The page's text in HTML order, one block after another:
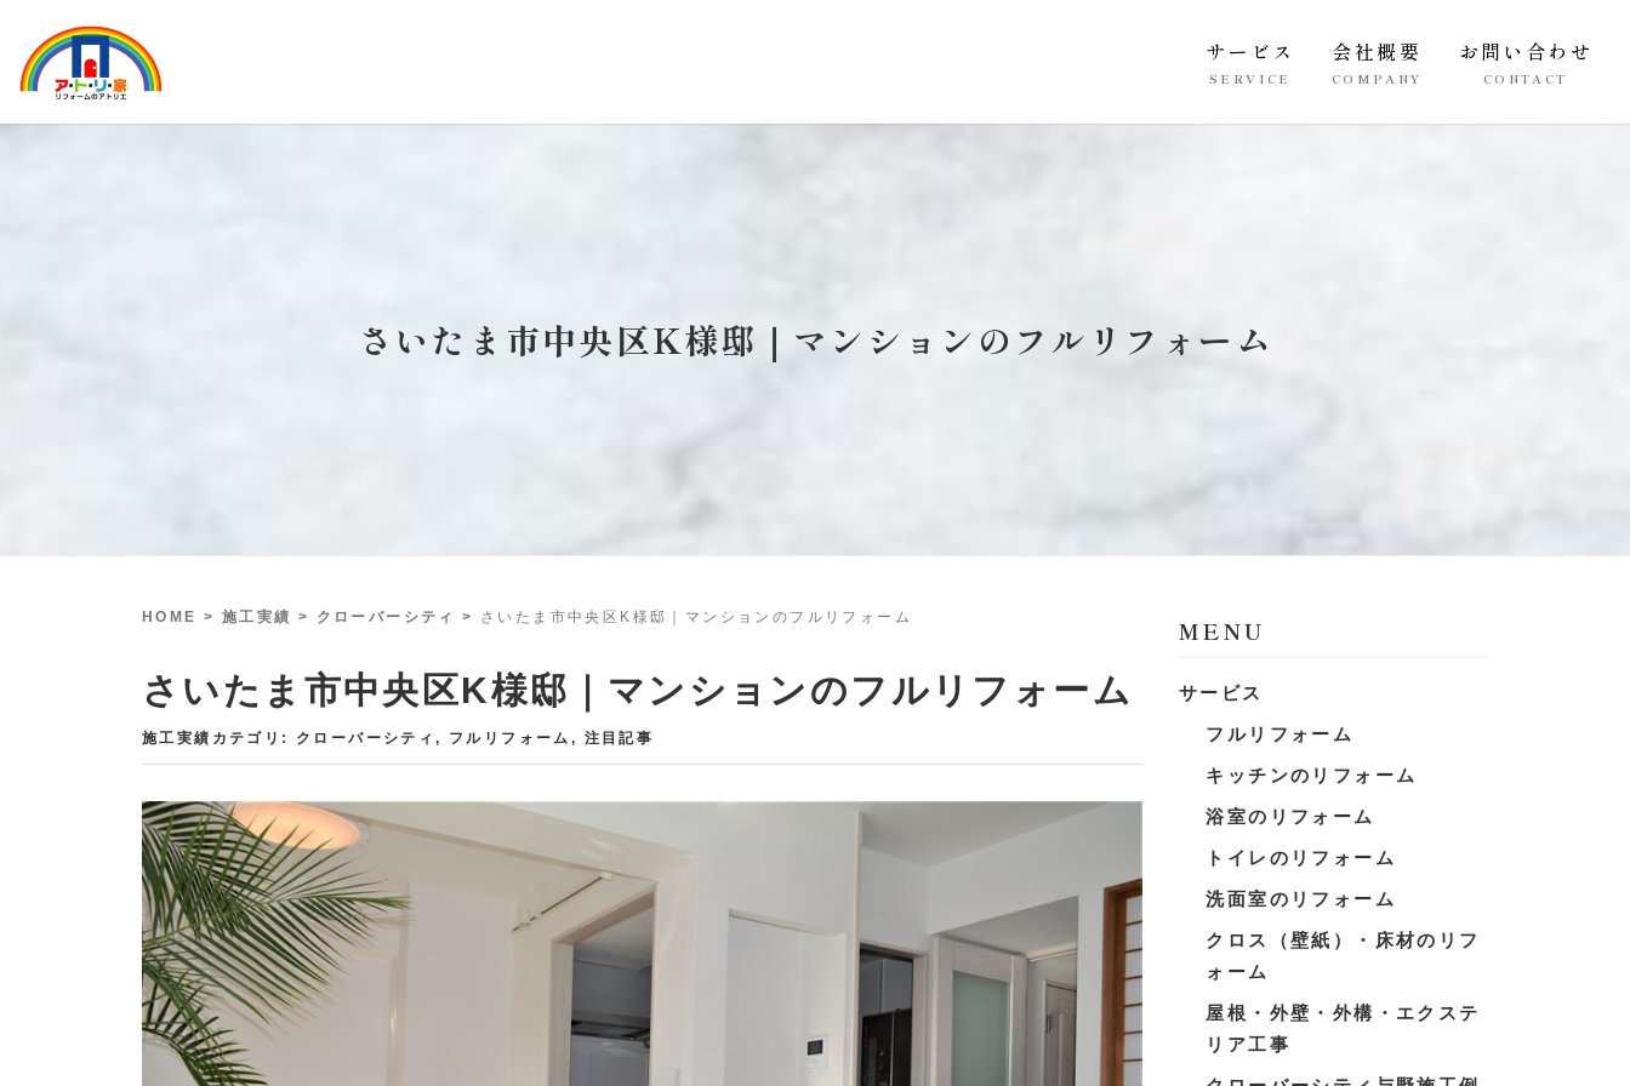
サービス
SERVICE
会社概要
COMPANY
お問い合わせ
CONTACT
さいたま市中央区K様邸｜マンションのフルリフォーム
HOME > 施工実績 > クローバーシティ > さいたま市中央区K様邸｜マンションのフルリフォーム
さいたま市中央区K様邸｜マンションのフルリフォーム
施工実績カテゴリ: クローバーシティ, フルリフォーム , 注目記事
MENU
サービス
フルリフォーム
キッチンのリフォーム
浴室のリフォーム
トイレのリフォーム
洗面室のリフォーム
クロス（壁紙）・床材のリフ
ォーム
屋根・外壁・外構・エクステ
リア工事